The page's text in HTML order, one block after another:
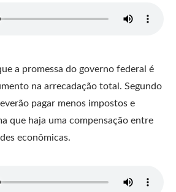
a promessa do governo federal é
na arrecadação total. Segundo
pagar menos impostos e
que haja uma compensação entre
econômicas.